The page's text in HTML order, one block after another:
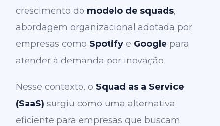
crescimento do modelo de squads,
abordagem organizacional adotada por
empresas como Spotify e Google para
atender à demanda por inovação.
Nesse contexto, o Squad as a Service
(SaaS) surgiu como uma alternativa
eficiente para empresas que buscam